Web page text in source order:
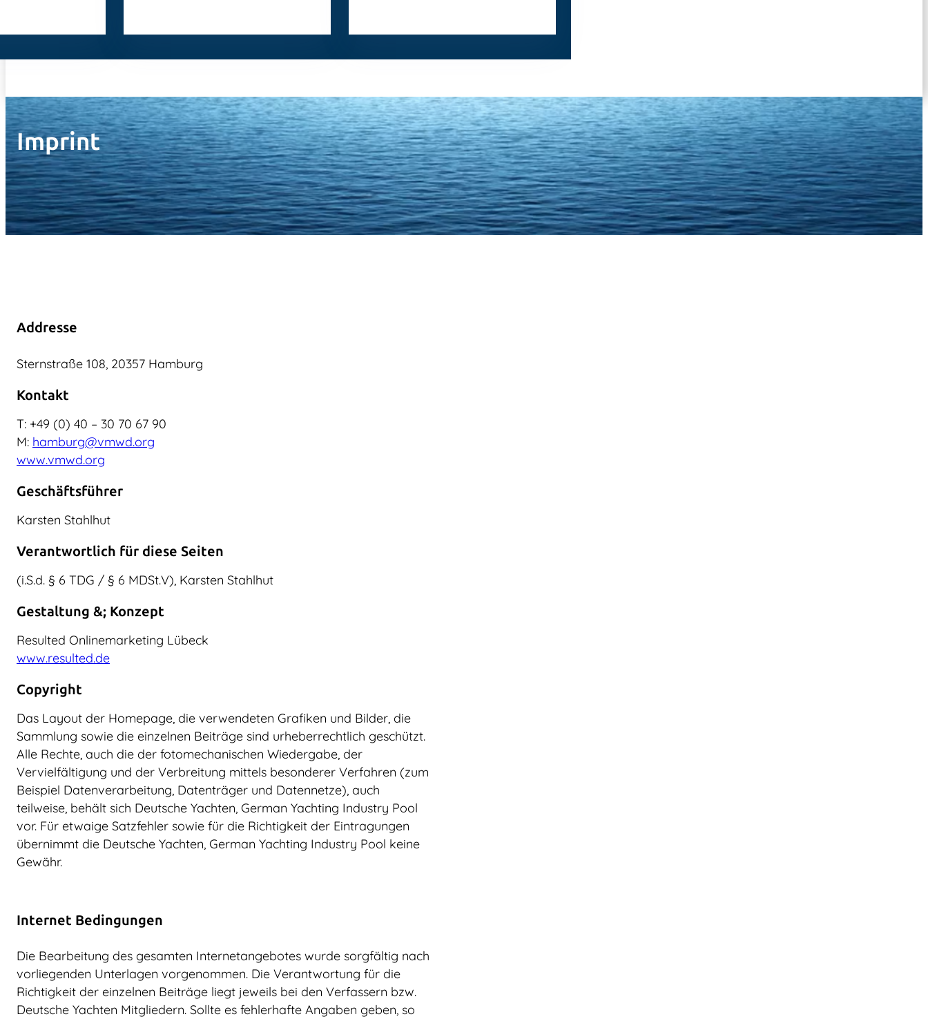
Imprint
Addresse
Sternstraße 108, 20357 Hamburg
Kontakt
T: +49 (0) 40 – 30 70 67 90
M: hamburg@vmwd.org
www.vmwd.org
Geschäftsführer
Karsten Stahlhut
Verantwortlich für diese Seiten
(i.S.d. § 6 TDG / § 6 MDSt.V), Karsten Stahlhut
Gestaltung &; Konzept
Resulted Onlinemarketing Lübeck
www.resulted.de
Copyright
Das Layout der Homepage, die verwendeten Grafiken und Bilder, die
Sammlung sowie die einzelnen Beiträge sind urheberrechtlich geschützt.
Alle Rechte, auch die der fotomechanischen Wiedergabe, der
Vervielfältigung und der Verbreitung mittels besonderer Verfahren (zum
Beispiel Datenverarbeitung, Datenträger und Datennetze), auch
teilweise, behält sich Deutsche Yachten, German Yachting Industry Pool
vor. Für etwaige Satzfehler sowie für die Richtigkeit der Eintragungen
übernimmt die Deutsche Yachten, German Yachting Industry Pool keine
Gewähr.
Internet Bedingungen
Die Bearbeitung des gesamten Internetangebotes wurde sorgfältig nach
vorliegenden Unterlagen vorgenommen. Die Verantwortung für die
Richtigkeit der einzelnen Beiträge liegt jeweils bei den Verfassern bzw.
Deutsche Yachten Mitgliedern. Sollte es fehlerhafte Angaben geben, so